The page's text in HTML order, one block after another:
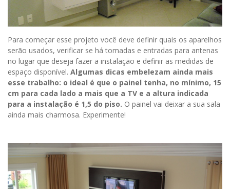
Para começar esse projeto você deve definir quais os aparelhos
serão usados, verificar se há tomadas e entradas para antenas
no lugar que deseja fazer a instalação e definir as medidas de
espaço disponível. Algumas dicas embelezam ainda mais
esse trabalho: o ideal é que o painel tenha, no mínimo, 15
cm para cada lado a mais que a TV e a altura indicada
para a instalação é 1,5 do piso. O painel vai deixar a sua sala
ainda mais charmosa. Experimente!